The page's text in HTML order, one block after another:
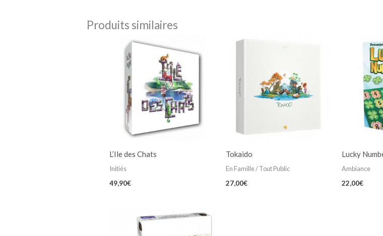
Produits similaires
L’Ile des Chats
Initiés
49,90€
Tokaido
En Famille / Tout Public
27,00€
Lucky
Ambiance
22,00€